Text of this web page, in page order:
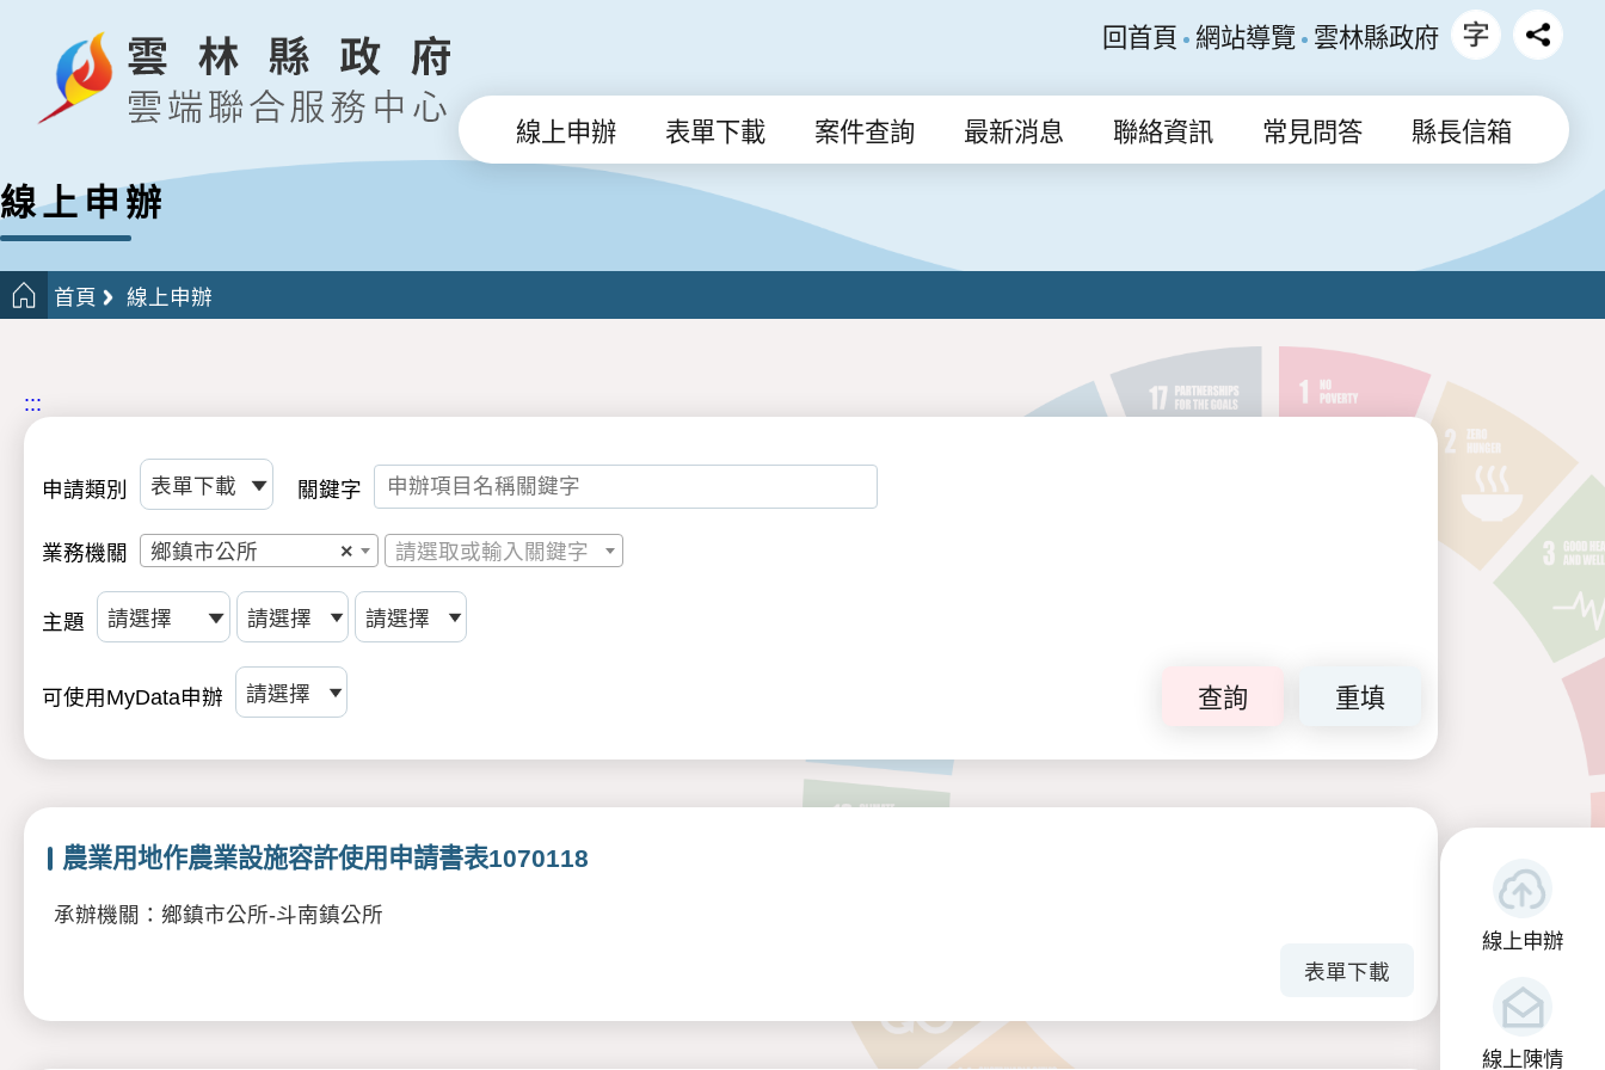
線上申辦
線上陳情
回首頁 網站導覽 雲林縣政府
線上申辦 表單下載 案件查詢 最新消息 聯絡資訊 常見問答 縣長信箱
線上申辦
首頁 線上申辦
:::
申請類別 關鍵字
業務機關 ×
鄉鎮市公所 請選取或輸入關鍵字
主題
可使用MyData申辦 查詢 重填
農業用地作農業設施容許使用申請書表1070118
承辦機關：鄉鎮市公所-斗南鎮公所
表單下載